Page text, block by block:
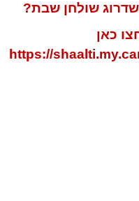
שולחן שבת?
https://